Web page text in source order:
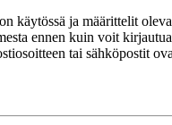
käytössä ja määrittelit
ennen kuin voit
tai sähköpostit